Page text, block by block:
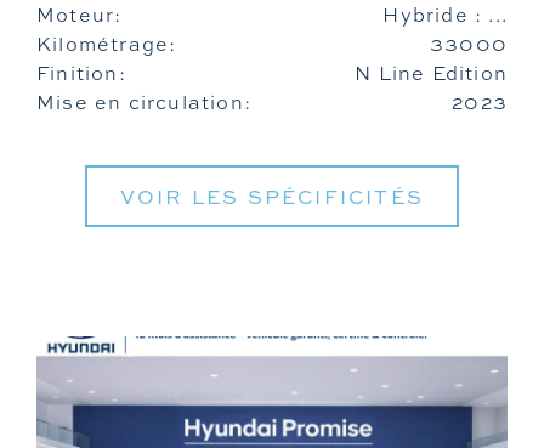
Moteur:
Hybride : ...
Kilométrage:
33000
Finition:
N Line Edition
Mise en circulation:
2023
VOIR LES SPÉCIFICITÉS